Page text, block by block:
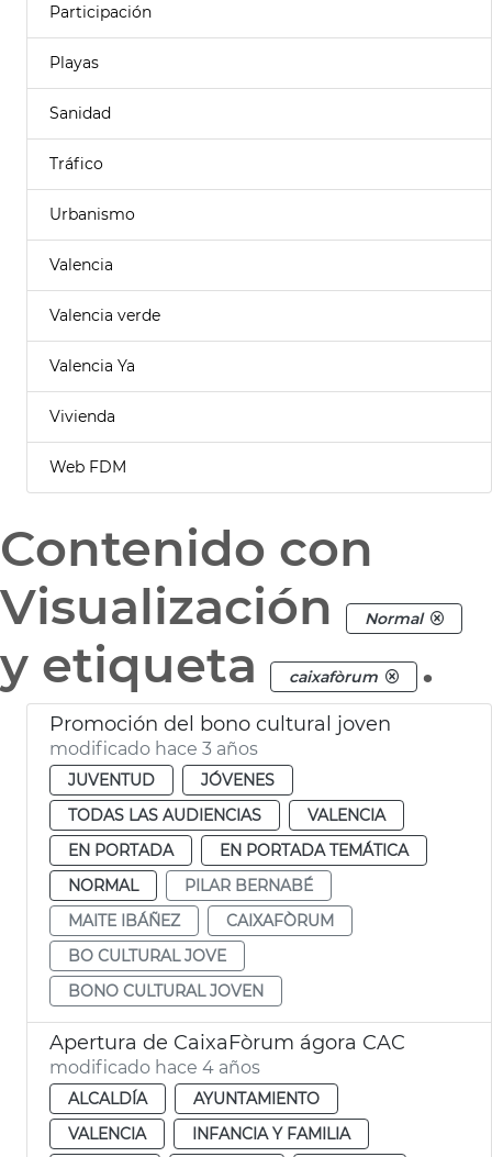
Participación
Playas
Sanidad
Tráfico
Urbanismo
Valencia
Valencia verde
Valencia Ya
Vivienda
Web FDM
Contenido con
Visualización
Normal
y etiqueta caixafòrum .
Promoción del bono cultural joven
modificado hace 3 años
JUVENTUD
JÓVENES
TODAS LAS AUDIENCIAS
VALENCIA
EN PORTADA
EN PORTADA TEMÁTICA
NORMAL
PILAR BERNABÉ
MAITE IBÁÑEZ
CAIXAFÒRUM
BO CULTURAL JOVE
BONO CULTURAL JOVEN
Apertura de CaixaFòrum ágora CAC
modificado hace 4 años
ALCALDÍA
AYUNTAMIENTO
VALENCIA
INFANCIA Y FAMILIA